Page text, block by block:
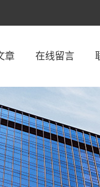
章 在线留言